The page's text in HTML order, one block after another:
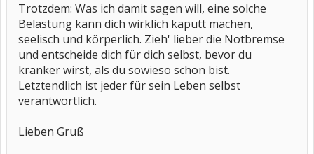
Trotzdem: Was ich damit sagen will, eine solche
Belastung kann dich wirklich kaputt machen,
seelisch und körperlich. Zieh' lieber die Notbremse
und entscheide dich für dich selbst, bevor du
kränker wirst, als du sowieso schon bist.
Letztendlich ist jeder für sein Leben selbst
verantwortlich.
Lieben Gruß